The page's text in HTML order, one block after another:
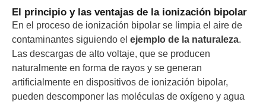
El principio y las ventajas de la ionización bipolar
En el proceso de ionización bipolar se limpia el aire de
contaminantes siguiendo el ejemplo de la naturaleza.
Las descargas de alto voltaje, que se producen
naturalmente en forma de rayos y se generan
artificialmente en dispositivos de ionización bipolar,
pueden descomponer las moléculas de oxígeno y agua